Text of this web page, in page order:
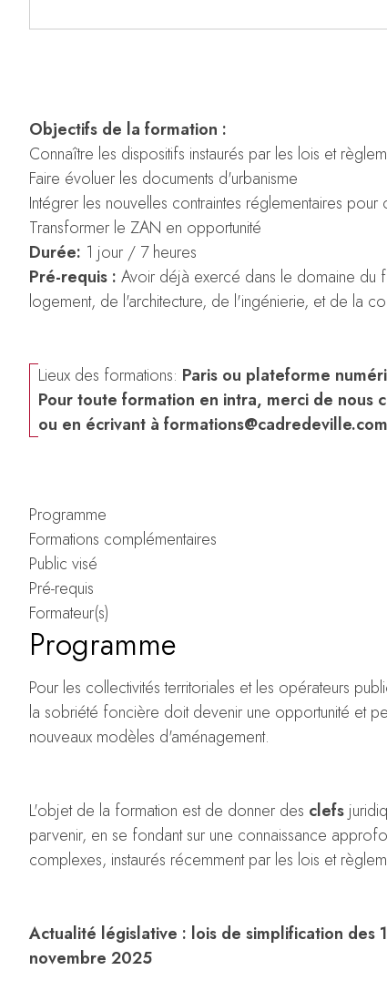
Objectifs de la formation :
Connaître les dispositifs instaurés par les lois et
Faire évoluer les documents d'urbanisme
Intégrer les nouvelles contraintes réglementaires
Transformer le ZAN en opportunité
Durée: 1 jour / 7 heures
Pré-requis : Avoir déjà exercé dans le domaine du
logement, de l'architecture, de l'ingénierie, et de la
Lieux des formations: Paris ou plateforme
Pour toute formation en intra, merci de nous
ou en écrivant à formations@cadredeville.com
Programme
Formations complémentaires
Public visé
Pré-requis
Formateur(s)
Programme
Pour les collectivités territoriales et les opérateurs
la sobriété foncière doit devenir une opportunité et
nouveaux modèles d'aménagement.
L'objet de la formation est de donner des clefs
parvenir, en se fondant sur une connaissance
complexes, instaurés récemment par les lois et
Actualité législative : lois de simplification des
novembre 2025